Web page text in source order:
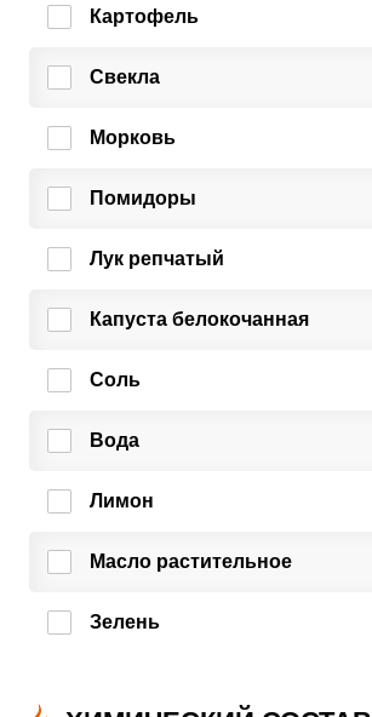
Картофель
Свекла
Морковь
Помидоры
Лук репчатый
Капуста белокочанная
Соль
Вода
Лимон
Масло растительное
Зелень